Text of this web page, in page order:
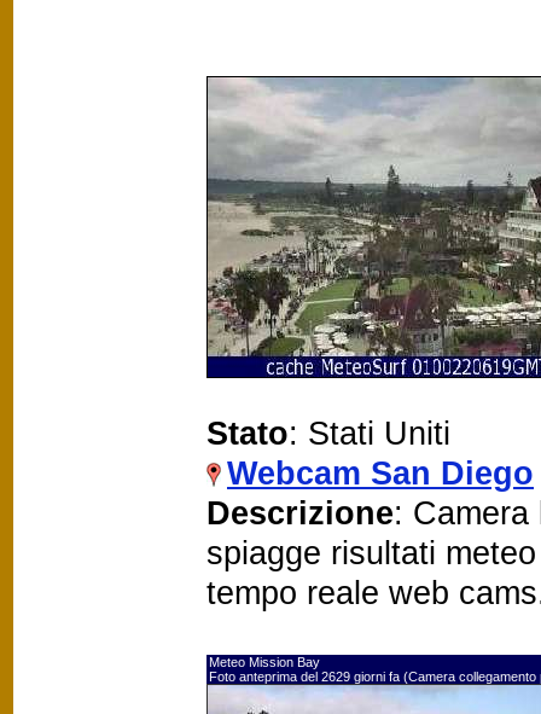
Stato: Stati Uniti
Webcam San Diego
Descrizione:
spiagge risultati
tempo reale web
Meteo Mission Bay
Foto anteprima del 2629 giorni fa (Camera collegamento